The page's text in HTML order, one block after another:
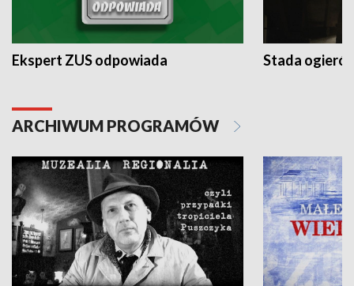
Ekspert ZUS odpowiada Stada
ARCHIWUM PROGRAMÓW